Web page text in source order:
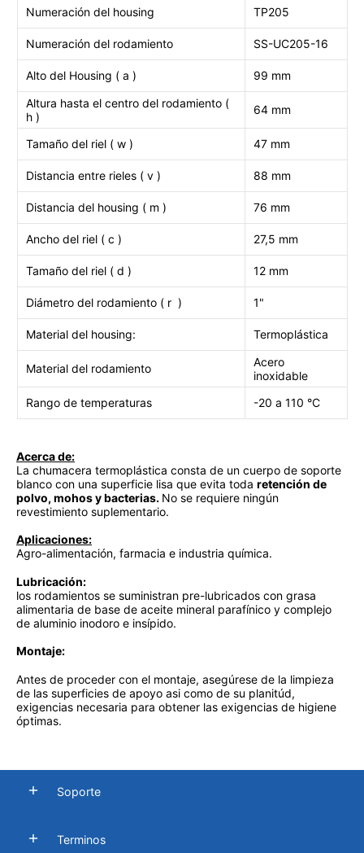
Numeración del housing TP205
Numeración del rodamiento SS-UC205-16
Alto del Housing ( a )
99 mm
Altura hasta el centro del rodamiento (
h )
64 mm
Tamaño del riel ( w ) 47 mm
Distancia entre rieles ( v ) 88 mm
Distancia del housing ( m ) 76 mm
Ancho del riel ( c ) 27,5 mm
Tamaño del riel ( d ) 12 mm
Diámetro del rodamiento ( r ) 1"
Material del housing: Termoplástica
Material del rodamiento
Acero
inoxidable
Rango de temperaturas
-20 a 110 °C
Acerca de:
La chumacera termoplástica consta de un cuerpo de soporte
blanco con una superficie lisa que evita toda retención de
polvo, mohos y bacterias. No se requiere ningún
revestimiento suplementario.
Aplicaciones:
Agro-alimentación, farmacia e industria química.
Lubricación:
los rodamientos se suministran pre-lubricados con grasa
alimentaria de base de aceite mineral parafínico y complejo
de aluminio inodoro e insípido.
Montaje:
Antes de proceder con el montaje, asegúrese de la limpieza
de las superficies de apoyo asi como de su planitúd,
exigencias necesaria para obtener las exigencias de higiene
óptimas.
Soporte
Terminos